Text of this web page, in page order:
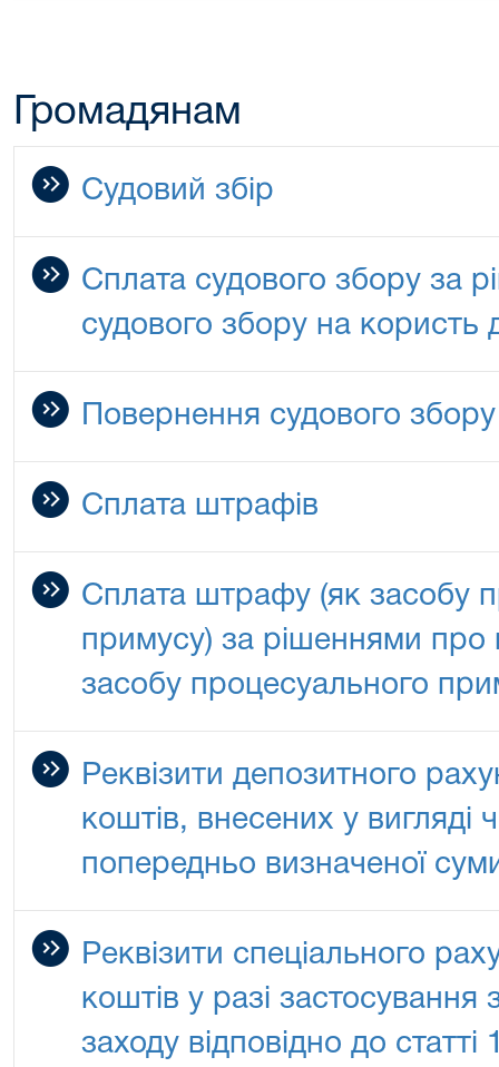
Громадянам
Судовий збір
Сплата судового збору за
судового збору на користь
Повернення судового збору
Сплата штрафів
Сплата штрафу (як засобу
примусу) за рішеннями
засобу процесуального
Реквізити депозитного
коштів, внесених у вигляді
попередньо визначеної
Реквізити спеціального
коштів у разі застосування
заходу відповідно до